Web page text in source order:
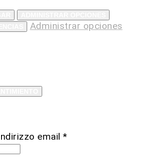
Administrar opciones
email *